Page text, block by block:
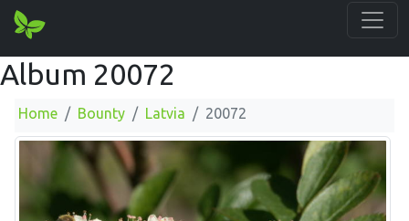
Album 20072
Home Bounty Latvia 20072